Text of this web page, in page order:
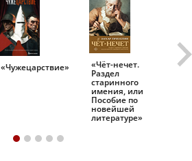
«Чужецарствие» «Чёт-нечет.
Раздел
старинного
имения, или
Пособие по
новейшей
литературе»